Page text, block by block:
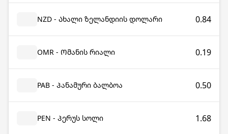
NZD - Ახალი ზელანდიის დოლარი 0.84
OMR - Ომანის რიალი 0.19
PAB - Პანამური ბალბოა 0.50
PEN - Პერუს სოლი 1.68